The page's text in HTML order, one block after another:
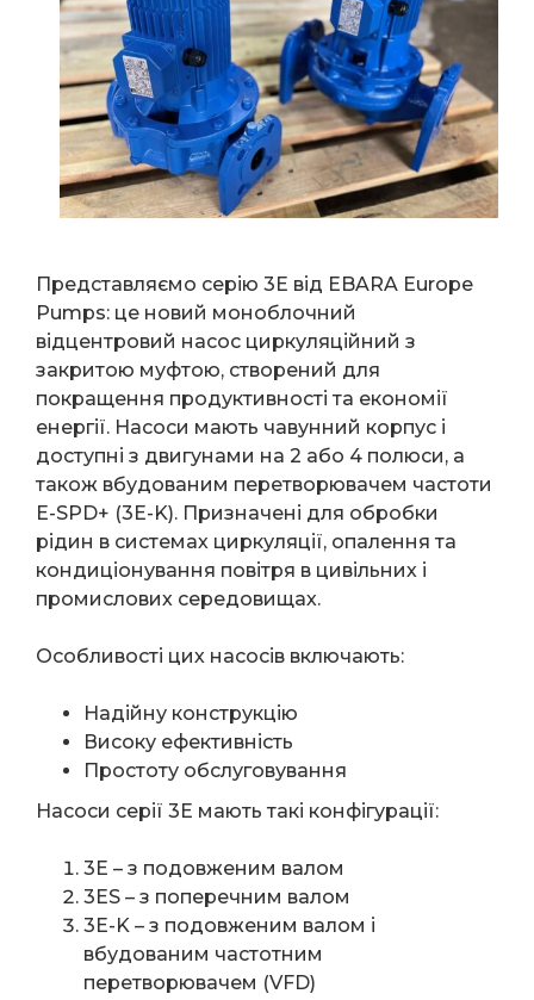
Представляємо серію 3E від EBARA Europe
Pumps: це новий моноблочний
відцентровий насос циркуляційний з
закритою муфтою, створений для
покращення продуктивності та економії
енергії. Насоси мають чавунний корпус і
доступні з двигунами на 2 або 4 полюси, а
також вбудованим перетворювачем частоти
E-SPD+ (3E-K). Призначені для обробки
рідин в системах циркуляції, опалення та
кондиціонування повітря в цивільних і
промислових середовищах.
Особливості цих насосів включають:
Надійну конструкцію
Високу ефективність
Простоту обслуговування
Насоси серії 3E мають такі конфігурації:
3E – з подовженим валом
3ES – з поперечним валом
3E-K – з подовженим валом і
вбудованим частотним
перетворювачем (VFD)